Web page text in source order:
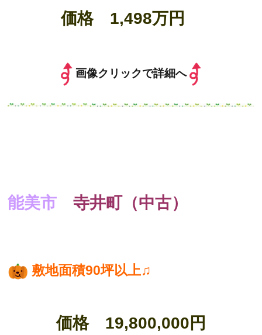
価格 1,498万円
画像クリックで詳細へ
能美市寺井町（中古）
敷地面積90坪以上♫
価格 19,800,000円